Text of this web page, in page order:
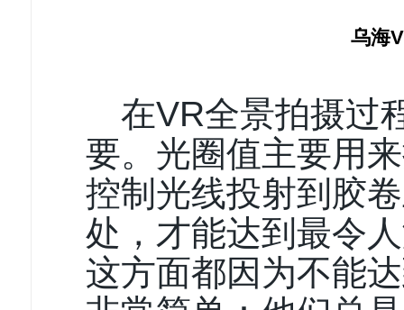
乌海
在VR全景拍摄过
要。光圈值主要用
控制光线投射到胶
处，才能达到最令
这方面都因为不能